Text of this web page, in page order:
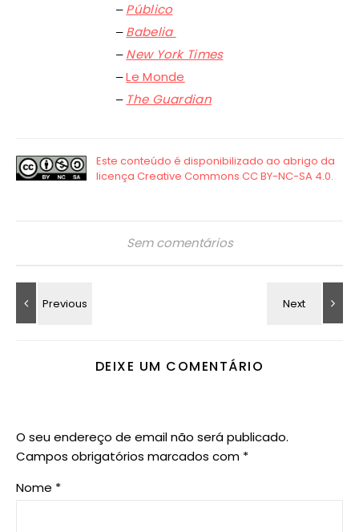
– Público
– Babelia
– New York Times
–Le Monde
– The Guardian
Sem comentários
DEIXE UM COMENTÁRIO
O seu endereço de email não será publicado.
Campos obrigatórios marcados com *
Nome *